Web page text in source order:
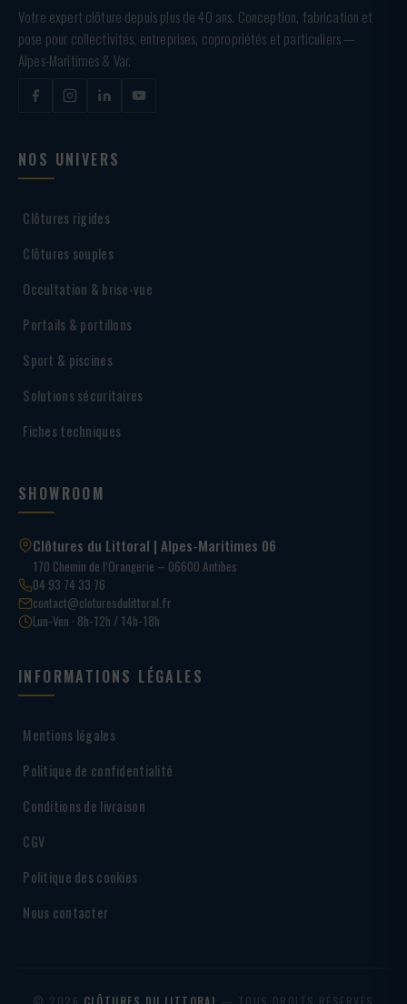
Votre expert clôture depuis plus de 40 ans. Conception, fabrication et
pose pour collectivités, entreprises, copropriétés et particuliers —
Alpes-Maritimes & Var.
NOS UNIVERS
Clôtures rigides
Clôtures souples
Occultation & brise-vue
Portails & portillons
Sport & piscines
Solutions sécuritaires
Fiches techniques
SHOWROOM
Clôtures du Littoral | Alpes-Maritimes 06
170 Chemin de l’Orangerie – 06600 Antibes
04 93 74 33 76
contact@cloturesdulittoral.fr
Lun-Ven · 8h-12h / 14h-18h
INFORMATIONS LÉGALES
Mentions légales
Politique de confidentialité
Conditions de livraison
CGV
Politique des cookies
Nous contacter
© 2026 CLÔTURES DU LITTORAL — TOUS DROITS RÉSERVÉS